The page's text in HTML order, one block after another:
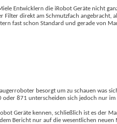
Entwicklern die iRobot Geräte nicht
Filter direkt am Schmutzfach angebracht,
fast schon Standard und gerade von
besorgt um zu schauen was
oder 871 unterscheiden sich jedoch nur im
Geräte kennen, schließlich ist es der
Bericht nur auf die wesentlichen